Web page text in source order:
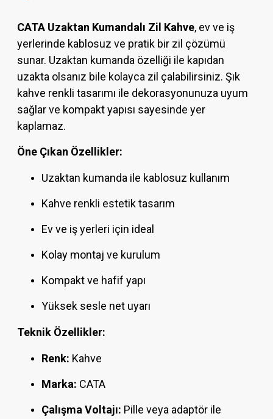
CATA Uzaktan Kumandalı Zil Kahve, ev ve iş
yerlerinde kablosuz ve pratik bir zil çözümü
sunar. Uzaktan kumanda özelliği ile kapıdan
uzakta olsanız bile kolayca zil çalabilirsiniz. Şık
kahve renkli tasarımı ile dekorasyonunuza uyum
sağlar ve kompakt yapısı sayesinde yer
kaplamaz.
Öne Çıkan Özellikler:
Uzaktan kumanda ile kablosuz kullanım
Kahve renkli estetik tasarım
Ev ve iş yerleri için ideal
Kolay montaj ve kurulum
Kompakt ve hafif yapı
Yüksek sesle net uyarı
Teknik Özellikler:
Renk: Kahve
Marka: CATA
Çalışma Voltajı: Pille veya adaptör ile